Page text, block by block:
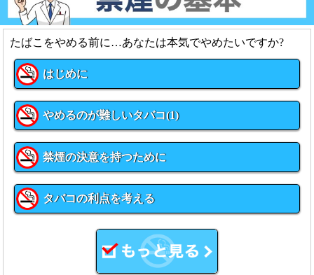
たばこをやめる前に…あなたは本気でやめたいですか?
はじめに
やめるのが難しいタバコ(1)
禁煙の決意を持つために
タバコの利点を考える